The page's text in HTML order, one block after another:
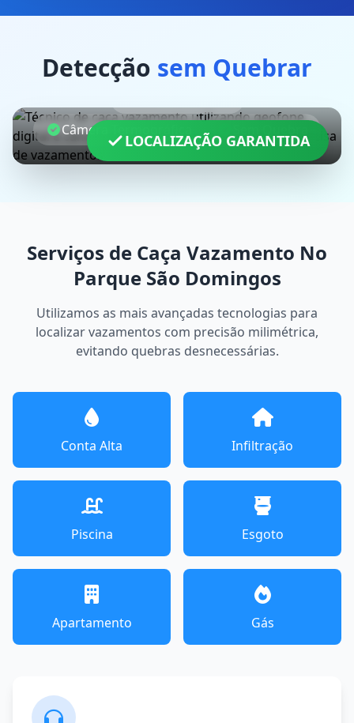
Detecção sem Quebrar
LOCALIZAÇÃO GARANTIDA
Câmera Termográfica
Serviços de Caça Vazamento No
Parque São Domingos
Utilizamos as mais avançadas tecnologias para
localizar vazamentos com precisão milimétrica,
evitando quebras desnecessárias.
Conta Alta Infiltração
Piscina Esgoto
Apartamento Gás